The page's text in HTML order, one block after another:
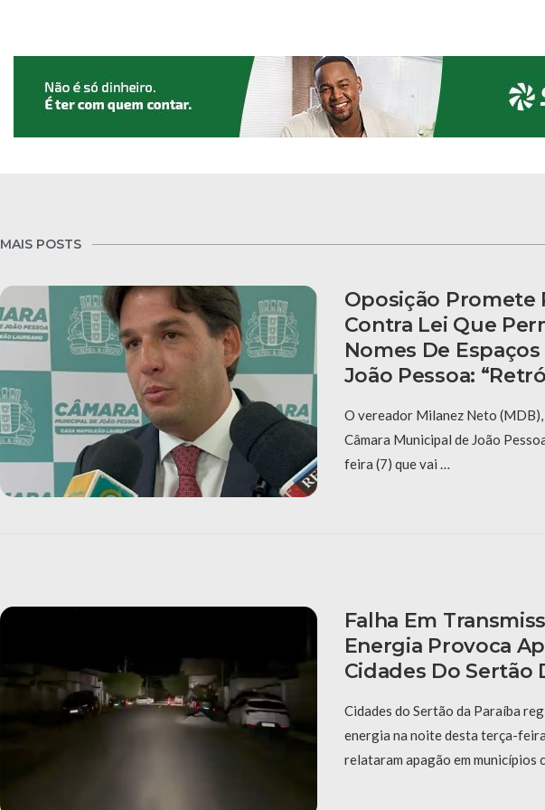
MAIS POSTS
Oposição Promete
Contra Lei Que
Nomes De
João Pessoa:
O vereador Milanez Neto
Câmara Municipal de João
feira (7) que vai …
Falha Em
Energia Provoca
Cidades Do Sertão
Cidades do Sertão da Paraíba
energia na noite desta terça-
relataram apagão em municípios